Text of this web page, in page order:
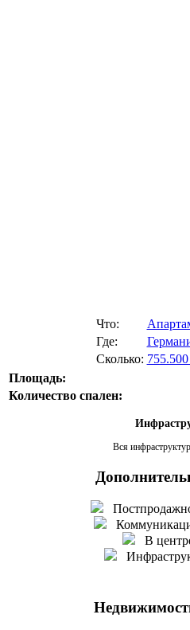
Что:
Где:
Сколько:
Площадь:
Количество спален:
Вся
В